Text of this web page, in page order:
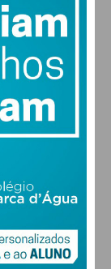
e
ALTERAR
DE